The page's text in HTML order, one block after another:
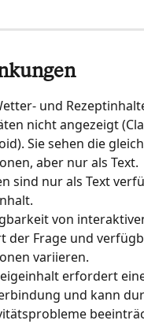
und
nicht angezeigt
Sie sehen die
aber nur als Text.
sind nur als Text
von
der Frage und
variieren.
erfordert
und kann